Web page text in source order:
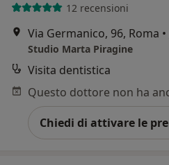
12 recensioni
Via Germanico, 96, Roma •
Studio Marta Piragine
Visita dentistica
Chiedi di attivare le